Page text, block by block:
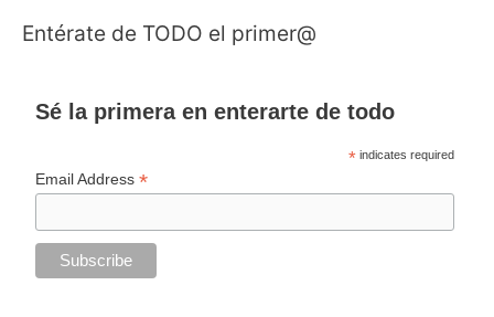
Entérate de TODO el primer@
Sé la primera en enterarte de todo
* indicates required
Email Address*